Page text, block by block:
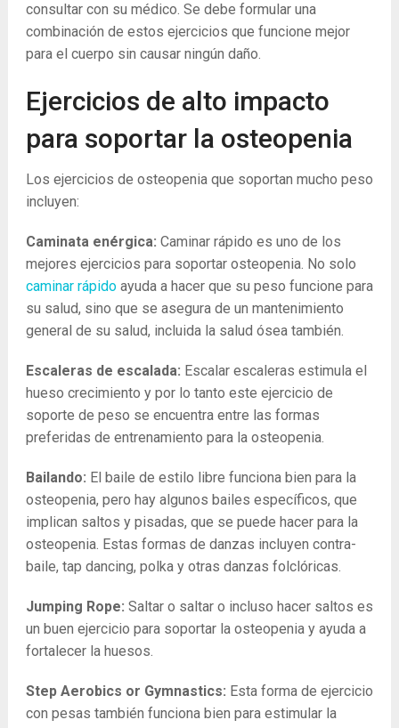
consultar con su médico. Se debe formular una
combinación de estos ejercicios que funcione mejor
para el cuerpo sin causar ningún daño.
Ejercicios de alto impacto
para soportar la osteopenia
Los ejercicios de osteopenia que soportan mucho peso
incluyen:
Caminata enérgica: Caminar rápido es uno de los
mejores ejercicios para soportar osteopenia. No solo
caminar rápido ayuda a hacer que su peso funcione para
su salud, sino que se asegura de un mantenimiento
general de su salud, incluida la salud ósea también.
Escaleras de escalada: Escalar escaleras estimula el
hueso crecimiento y por lo tanto este ejercicio de
soporte de peso se encuentra entre las formas
preferidas de entrenamiento para la osteopenia.
Bailando: El baile de estilo libre funciona bien para la
osteopenia, pero hay algunos bailes específicos, que
implican saltos y pisadas, que se puede hacer para la
osteopenia. Estas formas de danzas incluyen contra-
baile, tap dancing, polka y otras danzas folclóricas.
Jumping Rope: Saltar o saltar o incluso hacer saltos es
un buen ejercicio para soportar la osteopenia y ayuda a
fortalecer la huesos.
Step Aerobics or Gymnastics: Esta forma de ejercicio
con pesas también funciona bien para estimular la